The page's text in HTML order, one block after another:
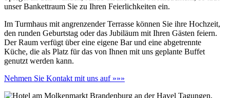
unser Bankettraum Sie zu Ihren Feierlichkeiten ein.
Im Turmhaus mit angrenzender Terrasse können Sie ihre Hochzeit,
den runden Geburtstag oder das Jubiläum mit Ihren Gästen feiern.
Der Raum verfügt über eine eigene Bar und eine abgetrennte
Küche, die als Platz für das von Ihnen mit uns geplante Buffet
genutzt werden kann.
Nehmen Sie Kontakt mit uns auf »»»